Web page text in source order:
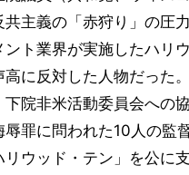
主義の「赤狩り」の圧力
ント業界が実施したハリ
に反対した人物だった
下院非米活動委員会への
辱罪に問われた10人の監
ウッド・テン」を公に